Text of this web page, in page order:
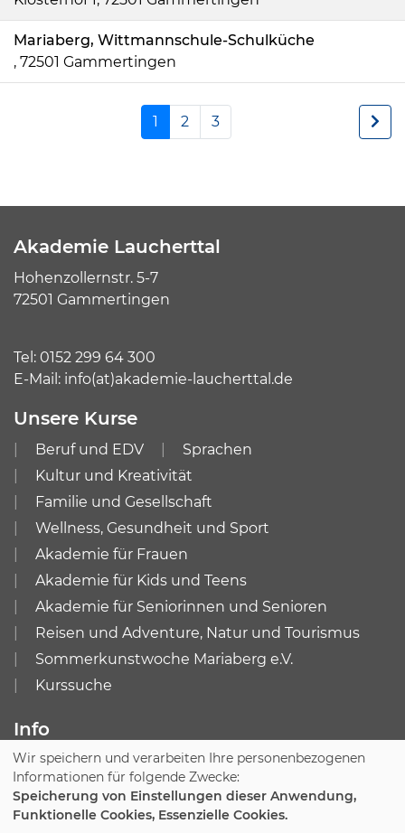
Mariaberg, Wittmannschule-Schulküche
, 72501 Gammertingen
1 2 3
Akademie Laucherttal
Hohenzollernstr. 5-7
72501 Gammertingen
Tel: 0152 299 64 300
E-Mail: info(at)akademie-laucherttal.de
Unsere Kurse
Beruf und EDV
Sprachen
Kultur und Kreativität
Familie und Gesellschaft
Wellness, Gesundheit und Sport
Akademie für Frauen
Akademie für Kids und Teens
Akademie für Seniorinnen und Senioren
Reisen und Adventure, Natur und Tourismus
Sommerkunstwoche Mariaberg e.V.
Kurssuche
Info
Impressum
AGB
Datenschutzerklärung
Cookie Einstellungen
Wir speichern und verarbeiten Ihre personenbezogenen
Informationen für folgende Zwecke:
Speicherung von Einstellungen dieser Anwendung,
Funktionelle Cookies, Essenzielle Cookies.